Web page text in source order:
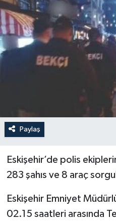
Paylaş
Eskişehir’de polis
283 şahıs ve 8 araç
Eskişehir Emniyet
02.15 saatleri arasında
MAGAZİN
YEREL